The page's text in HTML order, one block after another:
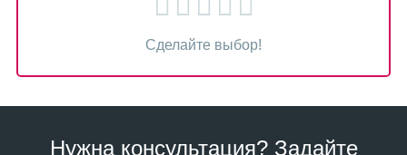
Сделайте выбор!
Нужна консультация? Задайте